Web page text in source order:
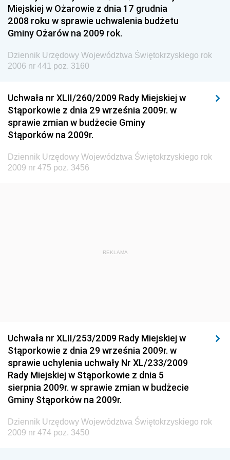
Dziennik Urzędowy Ministra Pracy i Polityki
Społecznej
Dziennik Urzędowy Urzędu Lotnictwa Cywilnego
Dziennik Urzędowy Ministerstwa Hutnictwa i
Przemysłu Maszynowego
Dziennik Urzędowy Ministerstwa Zdrowia i Opieki
Społecznej
Dziennik Urzędowy Ministerstwa Rolnictwa, Leśnictwa
i Gospodarki Żywnościowej
Dziennik Urzędowy Głównego Inspektora Ochrony
Dziennik Urzędowy Ministra Budownictwa i Przemysłu
Materiałów Budowlanych
Dziennik Urzędowy Ministra Infrastruktury i Rozwoju
Dziennik Urzędowy Głównego Inspektoratu Ochrony
Środowiska
Środowiska
Miejskiej w Ożarowie z dnia 17 grudnia
2008 roku w sprawie uchwalenia budżetu
Gminy Ożarów na 2009 rok.
Dziennik Urzędowy Województwa Świętokrzyskiego rok
2006 nr 441 poz. 3160
Uchwała nr XLII/260/2009 Rady Miejskiej w
Stąporkowie z dnia 29 września 2009r. w
sprawie zmian w budżecie Gminy
Stąporków na 2009r.
Dziennik Urzędowy Województwa Świętokrzyskiego rok
2009 nr 475 poz. 3456
REKLAMA
Uchwała nr XLII/253/2009 Rady Miejskiej w
Stąporkowie z dnia 29 września 2009r. w
sprawie uchylenia uchwały Nr XL/233/2009
Rady Miejskiej w Stąporkowie z dnia 5
sierpnia 2009r. w sprawie zmian w budżecie
Gminy Stąporków na 2009r.
Dziennik Urzędowy Województwa Świętokrzyskiego rok
2009 nr 474 poz. 3450